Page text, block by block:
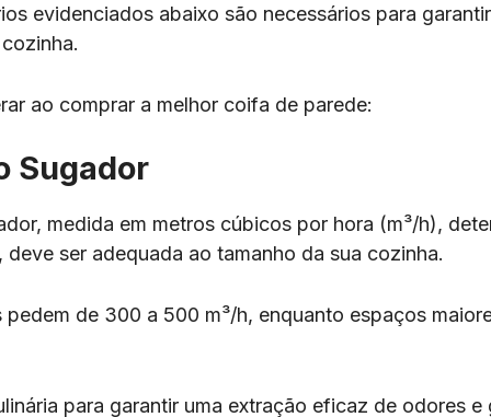
evidenciados abaixo são necessários para
ao comprar a melhor coifa de parede:
Sugador
medida em metros cúbicos por hora (m³/h),
ser adequada ao tamanho da sua cozinha.
de 300 a 500 m³/h, enquanto espaços
para garantir uma extração eficaz de odores e